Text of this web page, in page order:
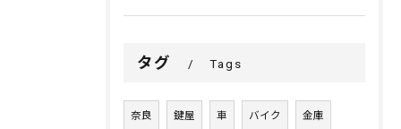
タグ Tags
奈良 鍵屋 車 バイク 金庫